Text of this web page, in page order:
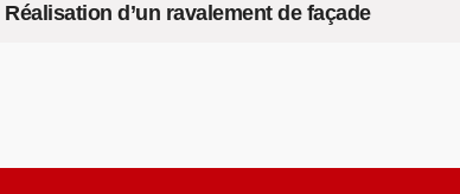
Réalisation d’un ravalement de façade